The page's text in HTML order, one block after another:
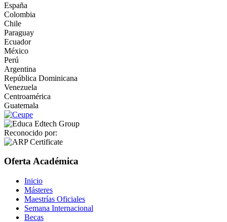
España
Colombia
Chile
Paraguay
Ecuador
México
Perú
Argentina
República Dominicana
Venezuela
Centroamérica
Guatemala
Reconocido por:
Oferta Académica
Inicio
Másteres
Maestrías Oficiales
Semana Internacional
Becas